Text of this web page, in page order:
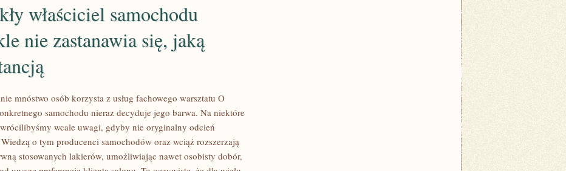
właściciel samochodu
nie zastanawia się, jaką
mnóstwo osób korzysta z usług fachowego warsztatu O
samochodu nieraz decyduje jego barwa. Na niektóre
wcale uwagi, gdyby nie oryginalny odcień
o tym producenci samochodów oraz wciąż rozszerzają
stosowanych lakierów, umożliwiając nawet osobisty dobór,